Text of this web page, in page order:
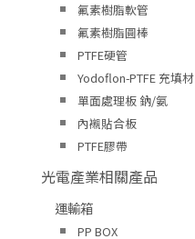
氟素樹脂軟管
氟素樹脂圓棒
PTFE硬管
Yodoflon-PTFE 充填材
單面處理板 鈉/氨
內襯貼合板
PTFE膠帶
光電產業相關產品
運輸箱
PP BOX